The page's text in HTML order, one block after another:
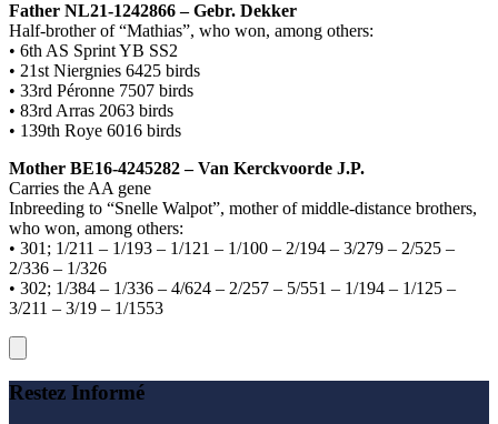
Father NL21-1242866 – Gebr. Dekker
Half-brother of “Mathias”, who won, among others:
• 6th AS Sprint YB SS2
• 21st Niergnies 6425 birds
• 33rd Péronne 7507 birds
• 83rd Arras 2063 birds
• 139th Roye 6016 birds
Mother BE16-4245282 – Van Kerckvoorde J.P.
Carries the AA gene
Inbreeding to “Snelle Walpot”, mother of middle-distance brothers,
who won, among others:
• 301; 1/211 – 1/193 – 1/121 – 1/100 – 2/194 – 3/279 – 2/525 –
2/336 – 1/326
• 302; 1/384 – 1/336 – 4/624 – 2/257 – 5/551 – 1/194 – 1/125 –
3/211 – 3/19 – 1/1553
Restez Informé